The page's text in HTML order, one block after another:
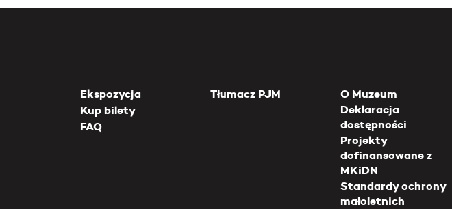
Ekspozycja
Kup bilety
FAQ
Tłumacz PJM
O Muzeum
Deklaracja
dostępności
Projekty
dofinansowane z
MKiDN
Standardy ochrony
małoletnich